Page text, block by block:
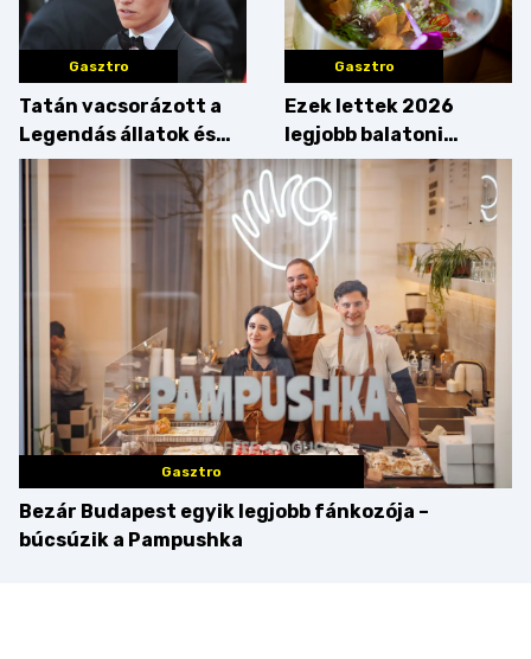
Gasztro
Tatán vacsorázott a
Legendás állatok és
megfigyelésük sztárja!
Gasztro
Ezek lettek 2026
legjobb balatoni
strandételei –
végigkóstoltuk a
győzteseket
Gasztro
Bezár Budapest egyik legjobb fánkozója –
búcsúzik a Pampushka